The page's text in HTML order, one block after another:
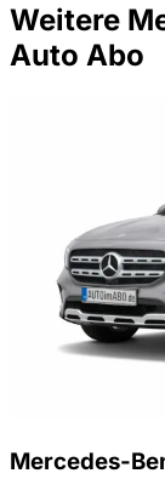
Weitere
Auto Abo
Mercedes-